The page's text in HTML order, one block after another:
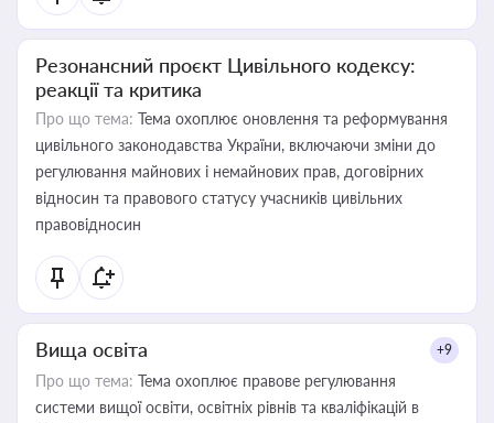
Резонансний проєкт Цивільного кодексу:
реакції та критика
Про що тема: Тема охоплює оновлення та реформування
цивільного законодавства України, включаючи зміни до
регулювання майнових і немайнових прав, договірних
відносин та правового статусу учасників цивільних
правовідносин
Вища освіта +9
Про що тема: Тема охоплює правове регулювання
системи вищої освіти, освітніх рівнів та кваліфікацій в